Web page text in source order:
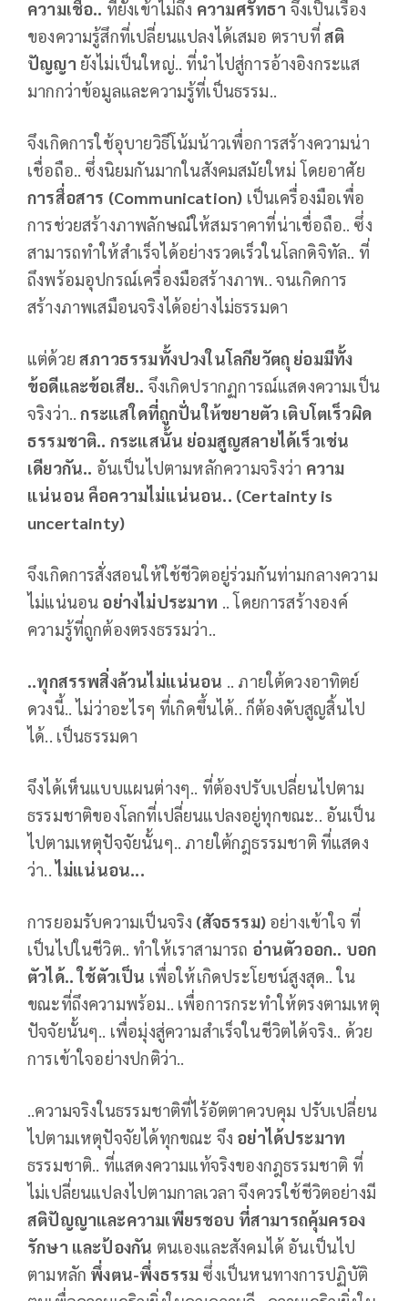
ความเชื่อ.. ที่ยังเข้าไม่ถึง ความศรัทธา จึงเป็นเรื่อง
ของความรู้สึกที่เปลี่ยนแปลงได้เสมอ ตราบที่ สติ
ปัญญา ยังไม่เป็นใหญ่.. ที่นำไปสู่การอ้างอิงกระแส
มากกว่าข้อมูลและความรู้ที่เป็นธรรม..
จึงเกิดการใช้อุบายวิธีโน้มน้าวเพื่อการสร้างความน่า
เชื่อถือ.. ซึ่งนิยมกันมากในสังคมสมัยใหม่ โดยอาศัย
การสื่อสาร (Communication) เป็นเครื่องมือเพื่อ
การช่วยสร้างภาพลักษณ์ให้สมราคาที่น่าเชื่อถือ.. ซึ่ง
สามารถทำให้สำเร็จได้อย่างรวดเร็วในโลกดิจิทัล.. ที่
ถึงพร้อมอุปกรณ์เครื่องมือสร้างภาพ.. จนเกิดการ
สร้างภาพเสมือนจริงได้อย่างไม่ธรรมดา
แต่ด้วยสภาวธรรมทั้งปวงในโลกียวัตถุ ย่อมมีทั้ง
ข้อดีและข้อเสีย.. จึงเกิดปรากฏการณ์แสดงความเป็น
จริงว่า..กระแสใดที่ถูกปั่นให้ขยายตัว เติบโตเร็วผิด
ธรรมชาติ.. กระแสนั้น ย่อมสูญสลายได้เร็วเช่น
เดียวกัน.. อันเป็นไปตามหลักความจริงว่า ความ
แน่นอน คือความไม่แน่นอน.. (Certainty is
uncertainty)
จึงเกิดการสั่งสอนให้ใช้ชีวิตอยู่ร่วมกันท่ามกลางความ
ไม่แน่นอน อย่างไม่ประมาท .. โดยการสร้างองค์
ความรู้ที่ถูกต้องตรงธรรมว่า..
..ทุกสรรพสิ่งล้วนไม่แน่นอน .. ภายใต้ดวงอาทิตย์
ดวงนี้.. ไม่ว่าอะไรๆ ที่เกิดขึ้นได้.. ก็ต้องดับสูญสิ้นไป
ได้.. เป็นธรรมดา
จึงได้เห็นแบบแผนต่างๆ.. ที่ต้องปรับเปลี่ยนไปตาม
ธรรมชาติของโลกที่เปลี่ยนแปลงอยู่ทุกขณะ.. อันเป็น
ไปตามเหตุปัจจัยนั้นๆ.. ภายใต้กฎธรรมชาติ ที่แสดง
ว่า..ไม่แน่นอน...
การยอมรับความเป็นจริง (สัจธรรม) อย่างเข้าใจ ที่
เป็นไปในชีวิต.. ทำให้เราสามารถ อ่านตัวออก.. บอก
ตัวได้.. ใช้ตัวเป็น เพื่อให้เกิดประโยชน์สูงสุด.. ใน
ขณะที่ถึงความพร้อม.. เพื่อการกระทำให้ตรงตามเหตุ
ปัจจัยนั้นๆ.. เพื่อมุ่งสู่ความสำเร็จในชีวิตได้จริง.. ด้วย
การเข้าใจอย่างปกติว่า..
..ความจริงในธรรมชาติที่ไร้อัตตาควบคุม ปรับเปลี่ยน
ไปตามเหตุปัจจัยได้ทุกขณะ จึง อย่าได้ประมาท
ธรรมชาติ.. ที่แสดงความแท้จริงของกฎธรรมชาติ ที่
ไม่เปลี่ยนแปลงไปตามกาลเวลา จึงควรใช้ชีวิตอย่างมี
สติปัญญาและความเพียรชอบ ที่สามารถคุ้มครอง
รักษา และป้องกัน ตนเองและสังคมได้ อันเป็นไป
ตามหลัก พึ่งตน-พึ่งธรรม ซึ่งเป็นหนทางการปฏิบัติ